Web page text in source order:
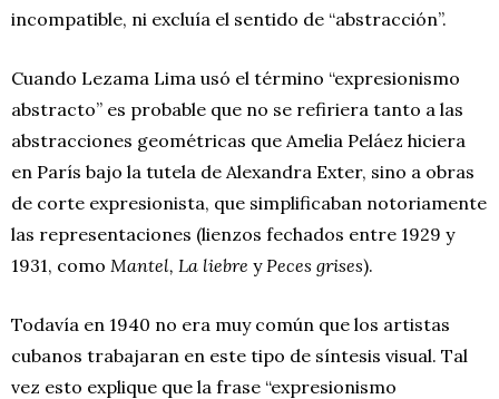
incompatible, ni excluía el sentido de “abstracción”.
Cuando Lezama Lima usó el término “expresionismo
abstracto” es probable que no se refiriera tanto a las
abstracciones geométricas que Amelia Peláez hiciera
en París bajo la tutela de Alexandra Exter, sino a obras
de corte expresionista, que simplificaban notoriamente
las representaciones (lienzos fechados entre 1929 y
1931, como Mantel, La liebre y Peces grises).
Todavía en 1940 no era muy común que los artistas
cubanos trabajaran en este tipo de síntesis visual. Tal
vez esto explique que la frase “expresionismo